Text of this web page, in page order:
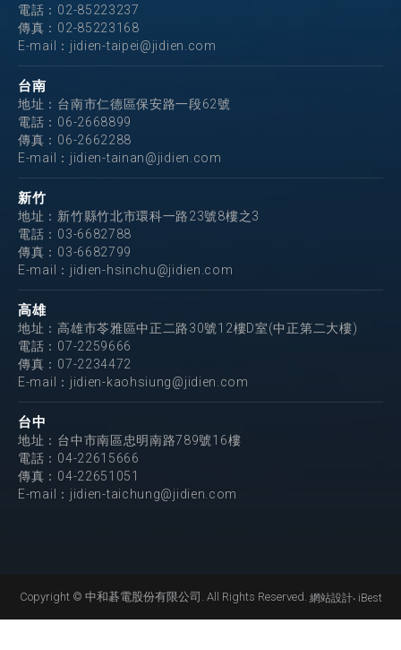
電話： 02-85223237
傳真：02-85223168
E-mail： jidien-taipei@jidien.com
台南
地址：台南市仁德區保安路一段62號
電話： 06-2668899
傳真：06-2662288
E-mail： jidien-tainan@jidien.com
新竹
地址：新竹縣竹北市環科一路23號8樓之3
電話： 03-6682788
傳真：03-6682799
E-mail： jidien-hsinchu@jidien.com
高雄
地址：高雄市苓雅區中正二路30號12樓D室(中正第二大樓)
電話： 07-2259666
傳真：07-2234472
E-mail： jidien-kaohsiung@jidien.com
台中
地址：台中市南區忠明南路789號16樓
電話： 04-22615666
傳真：04-22651051
E-mail： jidien-taichung@jidien.com
Copyright © 中和碁電股份有限公司. All Rights Reserved. 網站設計‧ iBest